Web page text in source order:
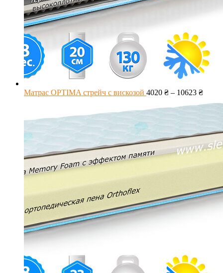
Матрас OPTIMA стрейч с вискозой 4020 ₴ – 10623 ₴